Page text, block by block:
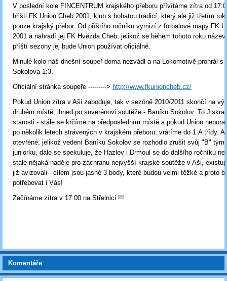
V poslední kole FINCENTRUM krajského přeboru přívítáme zítra od
hřišti FK Union Cheb 2001, klub s bohatou tradicí, který ale již třetím
pouze krajský přebor. Od příštího ročníku vymizí z fotbalové mapy FK
2001 a nahradí jej FK Hvězda Cheb, jelikož se během tohoto roku
příští sezony jej bude Union používat oficiálně.
Minulé kolo náš dnešní soupeř doma nezvádl a na Lokomotivě prohrál s
Sokolova 1:3.
Oficiální stránka soupeře ---------> http://www.fkunioncheb.cz/
Pokud Union zítra v Aši zaboduje, tak v sezóně 2010/2011 skončí na
druhém místě, ihned po suverénovi soutěže - Baníku Sokolov. To Jiskra
starosti - stále se krčíme na předposledním místě a pokud Union
po několik letech strávených v krajském přeboru, vrátíme do 1.A třídy.
otevřené, jelikož vedení Baníku Sokolov se rozhodlo zrušit svůj "B"
juniorku, dále se spekuluje, že Hazlov i Drmoul se do dalšího ročníku
stále nějaká naděje pro záchranu nejvyšší krajské soutěže v Aši,
již avizovali - cílem jsou jasné 3 body, které budou velmi těžké a proto
potřebovat i Vás!
Začínáme zítra v 17:00 na Střelnici !!!
Komentáře